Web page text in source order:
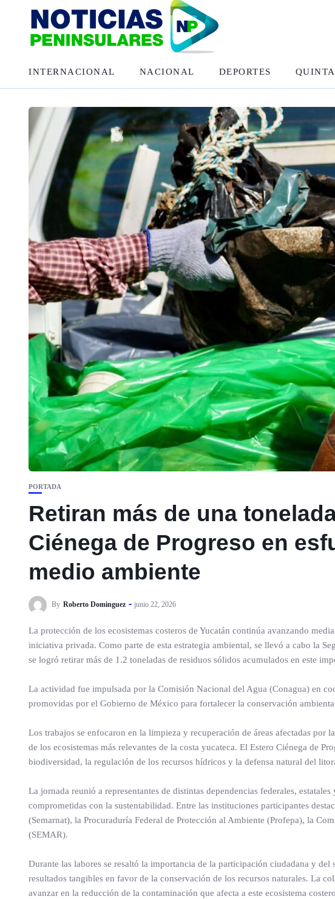
INTERNACIONAL NACIONAL DEPORTES
PORTADA
Retiran más de una
Ciénega de Progreso en
medio ambiente
By Roberto Dominguez junio 22, 2026
La protección de los ecosistemas costeros de Yucatán continúa avanzando
iniciativa privada. Como parte de esta estrategia ambiental, se llevó a cabo la
se logró retirar más de 1.2 toneladas de residuos sólidos acumulados en este
La actividad fue impulsada por la Comisión Nacional del Agua (Conagua) en
promovidas por el Gobierno de México para fortalecer la conservación
Los trabajos se enfocaron en la limpieza y recuperación de áreas afectadas por
de los ecosistemas más relevantes de la costa yucateca. El Estero Ciénega de
biodiversidad, la regulación de los recursos hídricos y la defensa natural del
La jornada reunió a representantes de distintas dependencias federales,
comprometidas con la sustentabilidad. Entre las instituciones participantes
(Semarnat), la Procuraduría Federal de Protección al Ambiente (Profepa), la
(SEMAR).
Durante las labores se resaltó la importancia de la participación ciudadana y
resultados tangibles en favor de la conservación de los recursos naturales. La
avanzar en la reducción de la contaminación que afecta a este ecosistema